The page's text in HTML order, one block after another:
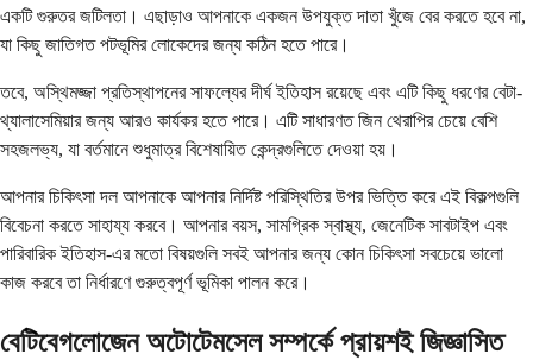
একটি গুরুতর জটিলতা। এছাড়াও আপনাকে একজন উপযুক্ত দাতা খুঁজে বের করতে হবে না,
যা কিছু জাতিগত পটভূমির লোকেদের জন্য কঠিন হতে পারে।
তবে, অস্থিমজ্জা প্রতিস্থাপনের সাফল্যের দীর্ঘ ইতিহাস রয়েছে এবং এটি কিছু ধরণের বেটা-
থ্যালাসেমিয়ার জন্য আরও কার্যকর হতে পারে। এটি সাধারণত জিন থেরাপির চেয়ে বেশি
সহজলভ্য, যা বর্তমানে শুধুমাত্র বিশেষায়িত কেন্দ্রগুলিতে দেওয়া হয়।
আপনার চিকিৎসা দল আপনাকে আপনার নির্দিষ্ট পরিস্থিতির উপর ভিত্তি করে এই বিকল্পগুলি
বিবেচনা করতে সাহায্য করবে। আপনার বয়স, সামগ্রিক স্বাস্থ্য, জেনেটিক সাবটাইপ এবং
পারিবারিক ইতিহাস-এর মতো বিষয়গুলি সবই আপনার জন্য কোন চিকিৎসা সবচেয়ে ভালো
কাজ করবে তা নির্ধারণে গুরুত্বপূর্ণ ভূমিকা পালন করে।
বেটিবেগলোজেন অটোটেমসেল সম্পর্কে প্রায়শই জিজ্ঞাসিত